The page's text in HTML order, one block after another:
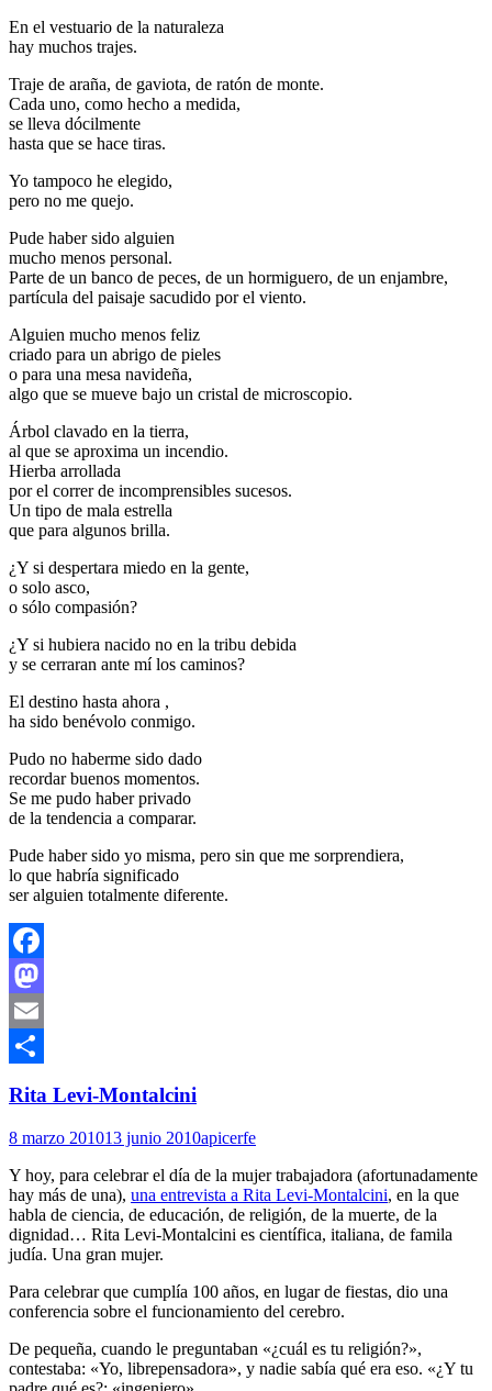
En el vestuario de la naturaleza
hay muchos trajes.
Traje de araña, de gaviota, de ratón de monte.
Cada uno, como hecho a medida,
se lleva dócilmente
hasta que se hace tiras.
Yo tampoco he elegido,
pero no me quejo.
Pude haber sido alguien
mucho menos personal.
Parte de un banco de peces, de un hormiguero, de un enjambre,
partícula del paisaje sacudido por el viento.
Alguien mucho menos feliz
criado para un abrigo de pieles
o para una mesa navideña,
algo que se mueve bajo un cristal de microscopio.
Árbol clavado en la tierra,
al que se aproxima un incendio.
Hierba arrollada
por el correr de incomprensibles sucesos.
Un tipo de mala estrella
que para algunos brilla.
¿Y si despertara miedo en la gente,
o solo asco,
o sólo compasión?
¿Y si hubiera nacido no en la tribu debida
y se cerraran ante mí los caminos?
El destino hasta ahora ,
ha sido benévolo conmigo.
Pudo no haberme sido dado
recordar buenos momentos.
Se me pudo haber privado
de la tendencia a comparar.
Pude haber sido yo misma, pero sin que me sorprendiera,
lo que habría significado
ser alguien totalmente diferente.
Facebook
Mastodon
Email
Rita Levi-Montalcini
8 marzo 201013 junio 2010apicerfe
Y hoy, para celebrar el día de la mujer trabajadora (afortunadamente
hay más de una), una entrevista a Rita Levi-Montalcini, en la que
habla de ciencia, de educación, de religión, de la muerte, de la
dignidad… Rita Levi-Montalcini es científica, italiana, de famila
judía. Una gran mujer.
Para celebrar que cumplía 100 años, en lugar de fiestas, dio una
conferencia sobre el funcionamiento del cerebro.
De pequeña, cuando le preguntaban «¿cuál es tu religión?»,
contestaba: «Yo, librepensadora», y nadie sabía qué era eso. «¿Y tu